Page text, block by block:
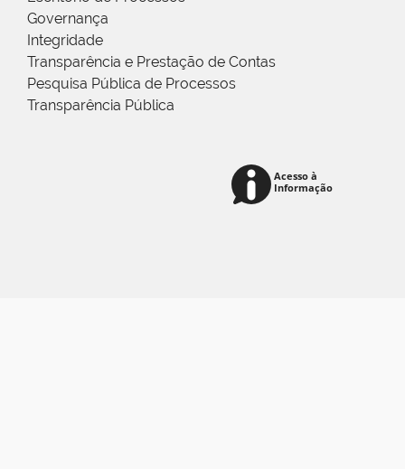
Governança
Integridade
Transparência e Prestação de Contas
Pesquisa Pública de Processos
Transparência Pública